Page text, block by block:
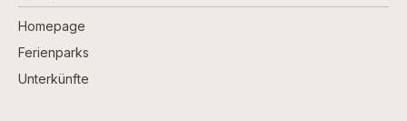
Homepage
Ferienparks
Unterkünfte